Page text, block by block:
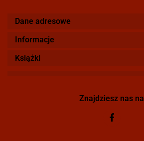
Dane adresowe
Informacje
Książki
Znajdziesz nas na